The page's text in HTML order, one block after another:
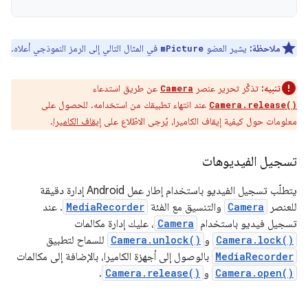
ملاحظة: يشير العضو mPicture في المثال التالي إلى الرمز النموذجي أعلاه.
تنبيه: تذكَّر تحرير عنصر Camera عن طريق استدعاء
Camera.release() عند انتهاء تطبيقك من استخدامه. للحصول على
معلومات حول كيفية إيقاف الكاميرا، يُرجى الاطّلاع على إيقاف الكاميرا.
تسجيل الفيديوهات
يتطلّب تسجيل الفيديو باستخدام إطار عمل Android إدارة دقيقة
للعنصر
Camera والتنسيق مع الفئة MediaRecorder . عند
تسجيل فيديو باستخدام Camera ، عليك إدارة مكالمات
Camera.lock() و Camera.unlock() للسماح لتطبيق
MediaRecorder بالوصول إلى أجهزة الكاميرا، بالإضافة إلى مكالمات
Camera.open() و Camera.release()
.